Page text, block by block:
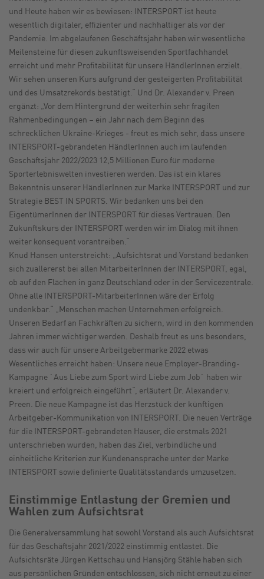
und Heute haben wir es bewiesen: INTERSPORT ist heute
wesentlich digitaler, effizienter und nachhaltiger als vor der
Pandemie. Im abgelaufenen Geschäftsjahr haben wir wesentliche
Meilensteine für diesen zukunftsweisenden Sportfachhandel
erreicht und mehr Profitabilität für unsere HändlerInnen erzielt.
Wir sehen unseren Kurs aufgrund der gesteigerten Profitabilität
und des Umsatzrekords bestätigt.“ Und Dr. Alexander v. Preen
ergänzt: „Vor dem Hintergrund der weiterhin sehr fragilen
Rahmenbedingungen – ein Jahr nach dem Beginn des
schrecklichen Ukraine-Krieges - freut es mich sehr, dass unsere
INTERSPORT-gebrandeten HändlerInnen auch im laufenden
Geschäftsjahr 2022/2023 12,5 Millionen Euro für moderne
Sporterlebniswelten investieren werden. Das ist ein klares
Bekenntnis unserer HändlerInnen zur Marke INTERSPORT und zur
Strategie BEST IN SPORTS. Wir bedanken uns bei den
EigentümerInnen der INTERSPORT für dieses Vertrauen. Den
Zukunftskurs der INTERSPORT werden wir im Dialog mit ihnen
weiter konsequent vorantreiben.“
Knud Hansen unterstreicht: „Aufsichtsrat und Vorstand bedanken
sich zuallererst bei allen MitarbeiterInnen der INTERSPORT, egal,
ob auf den Flächen in ganz Deutschland oder in der Servicezentrale.
Ohne alle INTERSPORT-MitarbeiterInnen wäre der Erfolg
undenkbar.“ „Menschen machen Unternehmen erfolgreich.
Unseren Bedarf an Fachkräften zu sichern, wird in den kommenden
Jahren immer wichtiger werden. Deshalb freut es uns besonders,
dass wir auch für unsere Arbeitgebermarke 2022 etwas
Wesentliches erreicht haben: Unsere neue Employer-Branding-
Kampagne `Aus Liebe zum Sport wird Liebe zum Job` haben wir
kreiert und erfolgreich eingeführt“, erläutert Dr. Alexander v.
Preen. Die neue Kampagne ist das Herzstück der künftigen
Arbeitgeber-Kommunikation von INTERSPORT. Die neuen Verträge
für die INTERSPORT-gebrandeten Häuser, die erstmals 2021
unterschrieben wurden, haben das Ziel, verbindliche und
einheitliche Kriterien zur Kundenansprache unter der Marke
INTERSPORT sowie definierte Qualitätsstandards umzusetzen.
Einstimmige Entlastung der Gremien und
Wahlen zum Aufsichtsrat
Die Generalversammlung hat sowohl Vorstand als auch Aufsichtsrat
für das Geschäftsjahr 2021/2022 einstimmig entlastet. Die
Aufsichtsräte Jürgen Kettschau und Hansjörg Stähle haben sich
aus persönlichen Gründen entschlossen, sich nicht erneut zu einer